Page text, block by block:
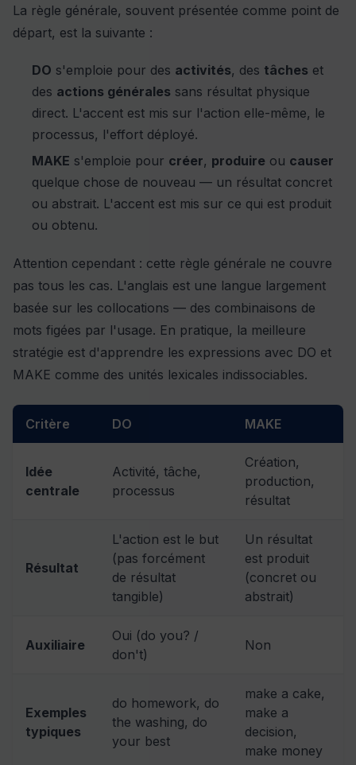
La règle générale, souvent présentée comme point de
départ, est la suivante :
DO s'emploie pour des activités, des tâches et
des actions générales sans résultat physique
direct. L'accent est mis sur l'action elle-même, le
processus, l'effort déployé.
MAKE s'emploie pour créer, produire ou causer
quelque chose de nouveau — un résultat concret
ou abstrait. L'accent est mis sur ce qui est produit
ou obtenu.
Attention cependant : cette règle générale ne couvre
pas tous les cas. L'anglais est une langue largement
basée sur les collocations — des combinaisons de
mots figées par l'usage. En pratique, la meilleure
stratégie est d'apprendre les expressions avec DO et
MAKE comme des unités lexicales indissociables.
Critère DO MAKE
Idée
centrale
Activité, tâche,
processus
Création,
production,
résultat
Résultat
L'action est le but
(pas forcément
de résultat
tangible)
Un résultat
est produit
(concret ou
abstrait)
Auxiliaire
Oui (do you? /
don't)
Non
Exemples
typiques
do homework, do
the washing, do
your best
make a cake,
make a
decision,
make money